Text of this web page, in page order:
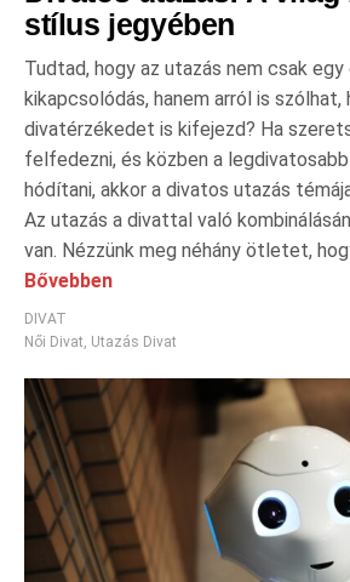
stílus jegyében
Tudtad, hogy az utazás nem csak egy
kikapcsolódás, hanem arról is
divatérzékedet is kifejezd? Ha
felfedezni, és közben a
hódítani, akkor a divatos utazás
Az utazás a divattal való
van. Nézzünk meg néhány ötletet,
Bővebben
DIVAT
Női Divat, Utazás Divat